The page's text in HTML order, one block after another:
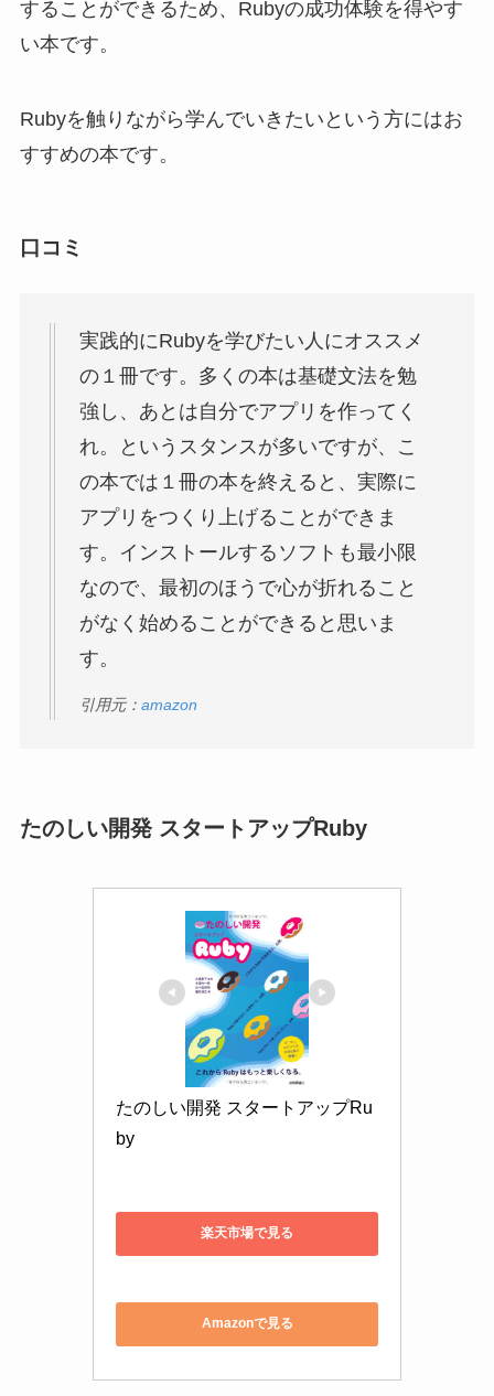
Rubyを触りながら学んでいきたいという方にはお
強し、あとは自分でアプリを作ってく
れ。というスタンスが多いですが、こ
の本では１冊の本を終えると、実際に
アプリをつくり上げることができま
す。インストールするソフトも最小限
なので、最初のほうで心が折れること
がなく始めることができると思いま
す。
引用元：amazon
たのしい開発 スタートアップRu
789円
2012年7月31日